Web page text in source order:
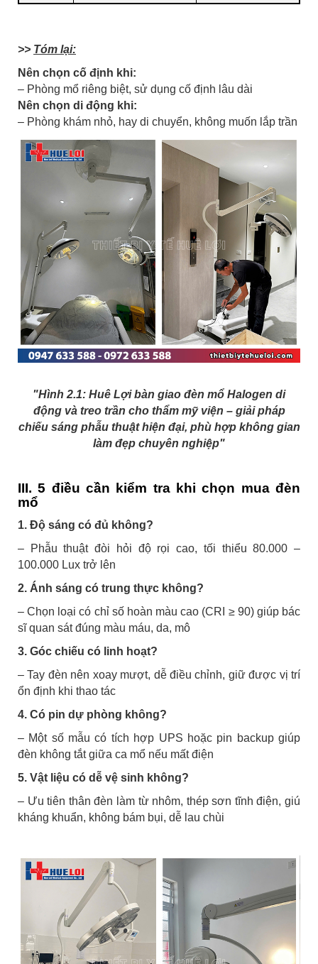
>> Tóm lại:
Nên chọn cố định khi:
– Phòng mổ riêng biệt, sử dụng cố định lâu dài
Nên chọn di động khi:
– Phòng khám nhỏ, hay di chuyển, không muốn lắp trần
"Hình 2.1: Huê Lợi bàn giao đèn mổ Halogen di
động và treo trần cho thẩm mỹ viện – giải pháp
chiếu sáng phẫu thuật hiện đại, phù hợp không gian
làm đẹp chuyên nghiệp"
III. 5 điều cần kiểm tra khi chọn mua đèn
mổ
1. Độ sáng có đủ không?
– Phẫu thuật đòi hỏi độ rọi cao, tối thiểu 80.000 –
100.000 Lux trở lên
2. Ánh sáng có trung thực không?
– Chọn loại có chỉ số hoàn màu cao (CRI ≥ 90) giúp bác
sĩ quan sát đúng màu máu, da, mô
3. Góc chiếu có linh hoạt?
– Tay đèn nên xoay mượt, dễ điều chỉnh, giữ được vị trí
ổn định khi thao tác
4. Có pin dự phòng không?
– Một số mẫu có tích hợp UPS hoặc pin backup giúp
đèn không tắt giữa ca mổ nếu mất điện
5. Vật liệu có dễ vệ sinh không?
– Ưu tiên thân đèn làm từ nhôm, thép sơn tĩnh điện, giú
kháng khuẩn, không bám bụi, dễ lau chùi